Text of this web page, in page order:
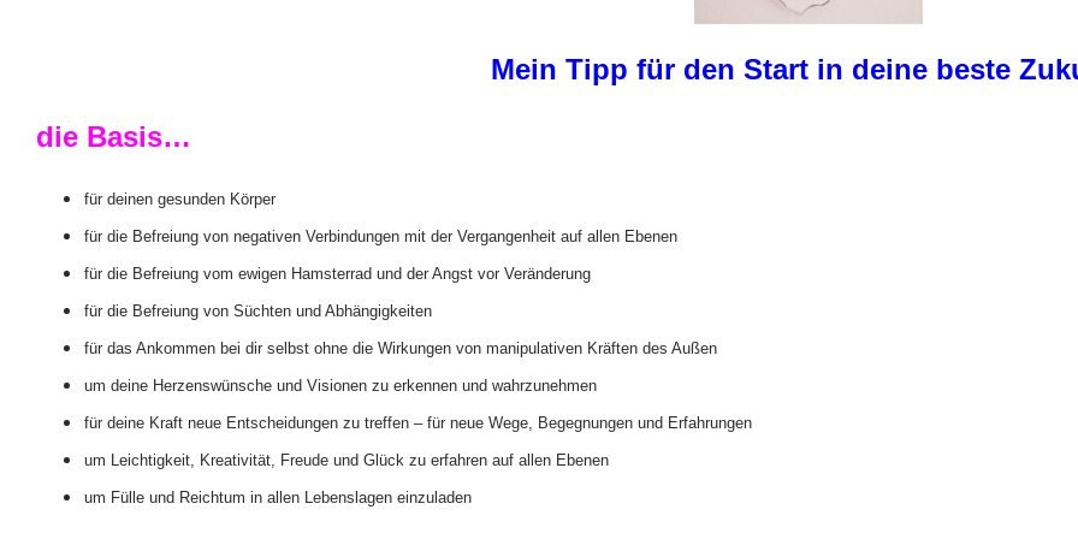
Mein Tipp für den Start in deine beste
die Basis…
für deinen gesunden Körper
für die Befreiung von negativen Verbindungen mit der Vergangenheit auf allen Ebenen
für die Befreiung vom ewigen Hamsterrad und der Angst vor Veränderung
für die Befreiung von Süchten und Abhängigkeiten
für das Ankommen bei dir selbst ohne die Wirkungen von manipulativen Kräften des Außen
um deine Herzenswünsche und Visionen zu erkennen und wahrzunehmen
für deine Kraft neue Entscheidungen zu treffen – für neue Wege, Begegnungen und Erfahrungen
um Leichtigkeit, Kreativität, Freude und Glück zu erfahren auf allen Ebenen
um Fülle und Reichtum in allen Lebenslagen einzuladen